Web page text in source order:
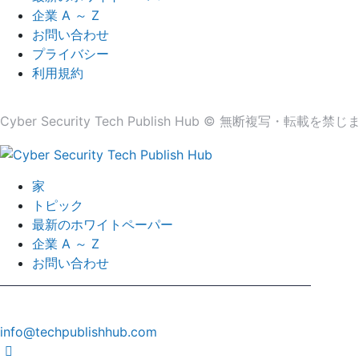
企業 A ～ Z
お問い合わせ
プライバシー
利用規約
Cyber​​ Security Tech Publish Hub © 無断複写・転載を禁じ
家
トピック
最新のホワイトペーパー
企業 A ～ Z
お問い合わせ
info@techpublishhub.com